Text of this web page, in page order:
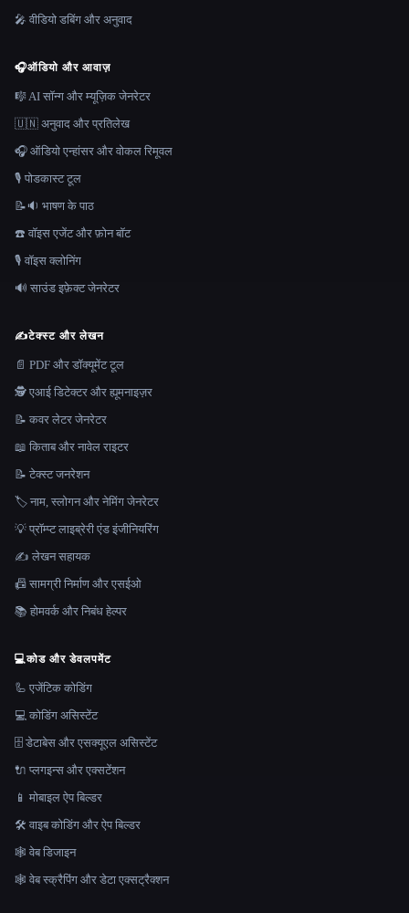
🎤 वीडियो डबिंग और अनुवाद
🎧ऑडियो और आवाज़
🎼 AI सॉन्ग और म्यूज़िक जेनरेटर
🇺🇳 अनुवाद और प्रतिलेख
🎧 ऑडियो एन्हांसर और वोकल रिमूवल
🎙️ पोडकास्ट टूल
📝🔉 भाषण के पाठ
☎️ वॉइस एजेंट और फ़ोन बॉट
🎙️ वॉइस क्लोनिंग
🔊 साउंड इफ़ेक्ट जेनरेटर
✍️टेक्स्ट और लेखन
📄 PDF और डॉक्यूमेंट टूल
🕵️ एआई डिटेक्टर और ह्यूमनाइज़र
📝 कवर लेटर जेनरेटर
📖 किताब और नावेल राइटर
📝 टेक्स्ट जनरेशन
🏷️ नाम, स्लोगन और नेमिंग जेनरेटर
💡 प्रॉम्प्ट लाइब्रेरी एंड इंजीनियरिंग
✍️ लेखन सहायक
📠 सामग्री निर्माण और एसईओ
📚 होमवर्क और निबंध हेल्पर
💻कोड और डेवलपमेंट
🦾 एजेंटिक कोडिंग
💻 कोडिंग असिस्टेंट
🗄️ डेटाबेस और एसक्यूएल असिस्टेंट
🔌 प्लगइन्स और एक्सटेंशन
📱 मोबाइल ऐप बिल्डर
🛠️ वाइब कोडिंग और ऐप बिल्डर
🕸 वेब डिजाइन
🕸️ वेब स्क्रैपिंग और डेटा एक्सट्रैक्शन